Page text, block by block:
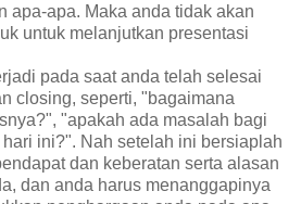
apa-apa. Maka anda tidak akan
untuk melanjutkan presentasi
pada saat anda telah selesai
closing, seperti, "bagaimana
"apakah ada masalah bagi
ini?". Nah setelah ini bersiaplah
dan keberatan serta alasan
dan anda harus menanggapinya